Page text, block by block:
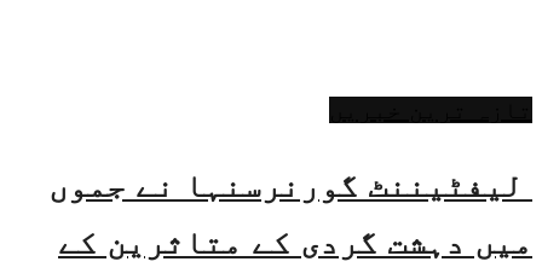
لیفٹیننٹ گورنرسنہا نے جموں
میں دہشت گردی کے متاثرین کے